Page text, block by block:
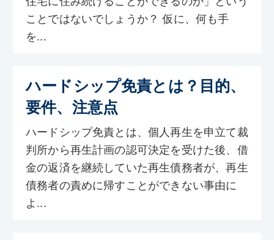
ことではないでしょうか？ 仮に、何も手
を...
ハードシップ免責とは？目的、
要件、注意点
ハードシップ免責とは、個人再生を申立て裁
判所から再生計画の認可決定を受けた後、借
金の返済を継続していた再生債務者が、再生
債務者の責めに帰すことができない事由に
よ...